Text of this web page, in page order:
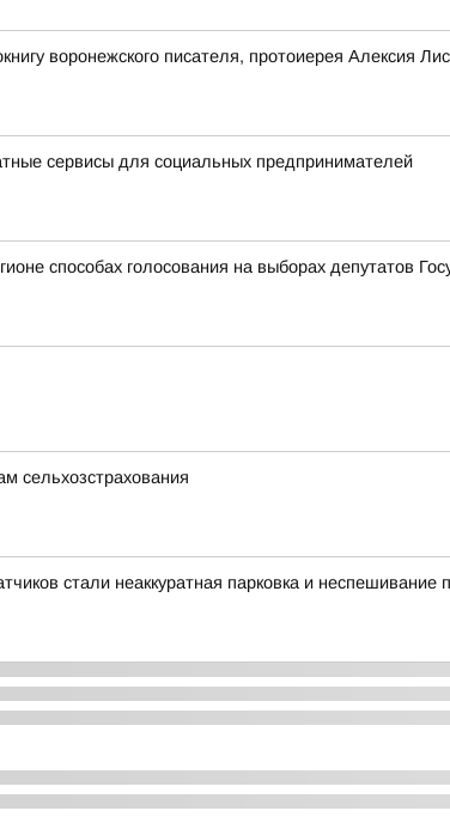
воронежского писателя, протоиерея Алексия
сервисы для социальных предпринимателей
способах голосования на выборах депутатов
сельхозстрахования
стали неаккуратная парковка и